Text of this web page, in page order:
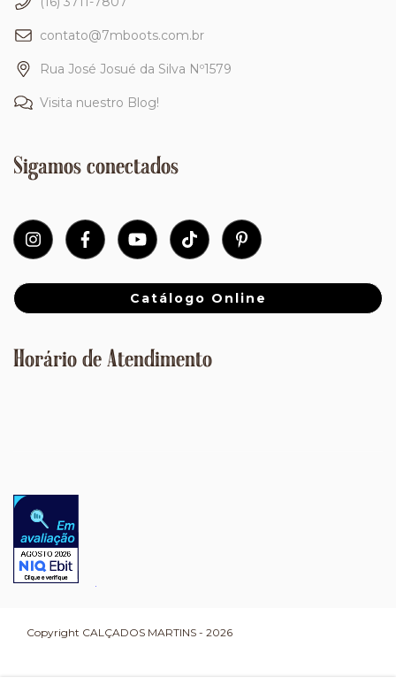
contato@7mboots.com.br
Rua José Josué da Silva Nº1579
Visita nuestro Blog!
Sigamos conectados
Catálogo Online
Horário de Atendimento
Copyright CALÇADOS MARTINS - 2026